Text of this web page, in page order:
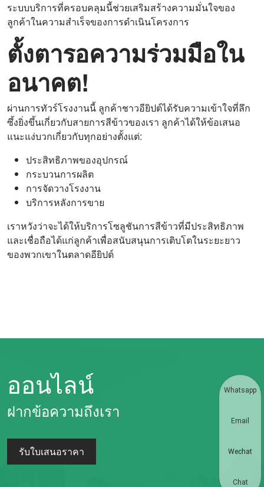
ระบบบริการที่ครอบคลุมนี้ช่วยเสริมสร้างความมั่นใจของ
ลูกค้าในความสำเร็จของการดำเนินโครงการ
ตั้งตารอความร่วมมือใน
อนาคต!
ผ่านการทัวร์โรงงานนี้ ลูกค้าชาวอียิปต์ได้รับความเข้าใจที่ลึก
ซึ้งยิ่งขึ้นเกี่ยวกับสายการสีข้าวของเรา ลูกค้าได้ให้ข้อเสนอ
แนะแง่บวกเกี่ยวกับทุกอย่างตั้งแต่:
ประสิทธิภาพของอุปกรณ์
กระบวนการผลิต
การจัดวางโรงงาน
บริการหลังการขาย
เราหวังว่าจะได้ให้บริการโซลูชันการสีข้าวที่มีประสิทธิภาพ
และเชื่อถือได้แก่ลูกค้าเพื่อสนับสนุนการเติบโตในระยะยาว
ของพวกเขาในตลาดอียิปต์
ออนไลน์
ฝากข้อความถึงเรา
รับใบเสนอราคา
Whatsapp
Email
Wechat
Chat